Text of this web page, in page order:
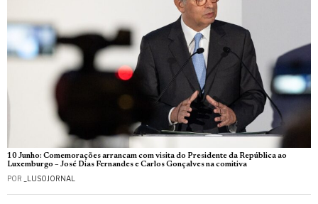
10 Junho: Comemorações arrancam com visita do Presidente da República ao
Luxemburgo – José Dias Fernandes e Carlos Gonçalves na comitiva
POR _LUSOJORNAL